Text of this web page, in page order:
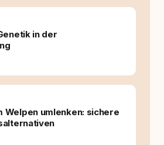
in der
Welpen umlenken: sichere